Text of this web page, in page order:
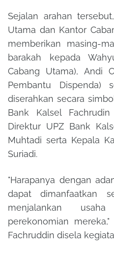
Sejalan arahan
Utama dan Kantor
memberikan masing-
barakah kepada
Cabang Utama), Andi
Pembantu Dispenda)
diserahkan secara
Bank Kalsel
Direktur UPZ Bank
Muhtadi serta Kepala
Suriadi.
"Harapanya dengan
dapat dimanfaatkan
menjalankan
perekonomian
Fachruddin disela